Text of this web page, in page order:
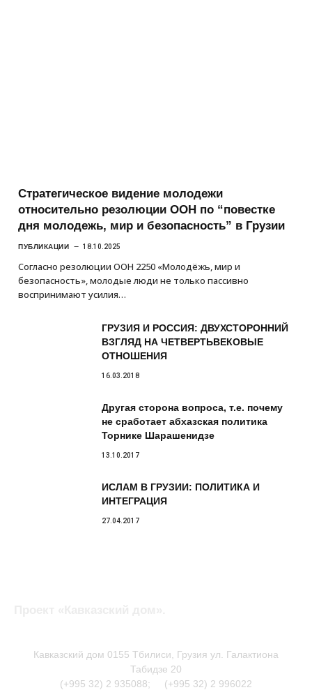
Стратегическое видение молодежи
относительно резолюции ООН по “повестке
дня молодежь, мир и безопасность” в Грузии
ПУБЛИКАЦИИ 18.10.2025
Согласно резолюции ООН 2250 «Молодёжь, мир и
безопасность», молодые люди не только пассивно
воспринимают усилия…
ГРУЗИЯ И РОССИЯ: ДВУХСТОРОННИЙ
ВЗГЛЯД НА ЧЕТВЕРТЬВЕКОВЫЕ
ОТНОШЕНИЯ
16.03.2018
Другая сторона вопроса, т.е. почему
не сработает абхазская политика
Торнике Шарашенидзе
13.10.2017
ИСЛАМ В ГРУЗИИ: ПОЛИТИКА И
ИНТЕГРАЦИЯ
27.04.2017
Кавказский дом 0155 Тбилиси, Грузия ул. Галактиона
Табидзе 20
(+995 32) 2 935088; (+995 32) 2 996022